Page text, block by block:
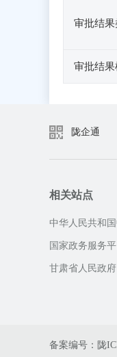
审批结果
审批结果
陇企通
相关站点
中华人民共和
国家政务服务
甘肃省人民政府
备案编号：陇